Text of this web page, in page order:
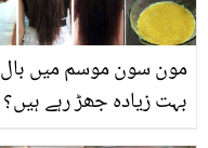
مون سون موسم میں بال
بہت زیادہ جھڑ رہے ہیں؟